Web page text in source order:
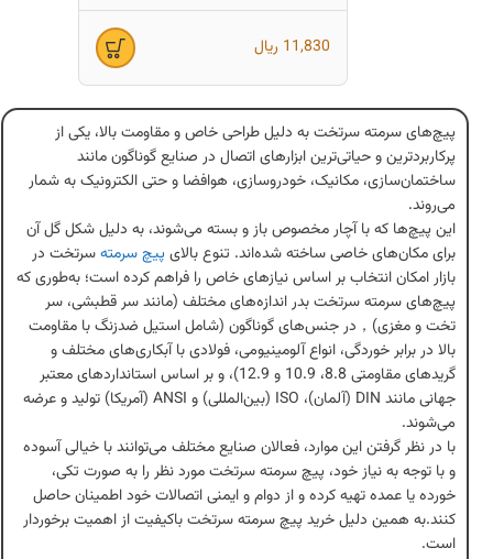
11,830 ریال
پیچ‌های سرمته سرتخت به دلیل طراحی خاص و مقاومت بالا، یکی از
پرکاربردترین و حیاتی‌ترین ابزارهای اتصال در صنایع گوناگون مانند
ساختمان‌سازی، مکانیک، خودروسازی، هوافضا و حتی الکترونیک به شمار
می‌روند.
این پیچ‌ها که با آچار مخصوص باز و بسته می‌شوند، به دلیل شکل گل آن
برای مکان‌های خاصی ساخته شده‌اند. تنوع بالایپیچ سرمتهسرتخت در
بازار امکان انتخاب بر اساس نیازهای خاص را فراهم کرده است؛ به‌طوری که
پیچ‌های سرمته سرتخت بدر اندازه‌های مختلف (مانند سر قطبشی، سر
تخت و مغزی)，در جنس‌های گوناگون (شامل استیل ضدزنگ با مقاومت
بالا در برابر خوردگی، انواع آلومینیومی، فولادی با آبکاری‌های مختلف و
گریدهای مقاومتی 8.8، 10.9 و 12.9)، و بر اساس استانداردهای معتبر
جهانی مانند DIN (آلمان)، ISO (بین‌المللی) و ANSI (آمریکا) تولید و عرضه
می‌شوند.
با در نظر گرفتن این موارد، فعالان صنایع مختلف می‌توانند با خیالی آسوده
و با توجه به نیاز خود، پیچ سرمته سرتخت مورد نظر را به صورت تکی،
خورده یا عمده تهیه کرده و از دوام و ایمنی اتصالات خود اطمینان حاصل
کنند.به همین دلیل خرید پیچ سرمته سرتخت باکیفیت از اهمیت برخوردار
است.